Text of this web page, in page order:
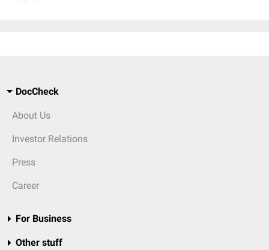
DocCheck
About Us
Investor Relations
Press
Career
For Business
Other stuff